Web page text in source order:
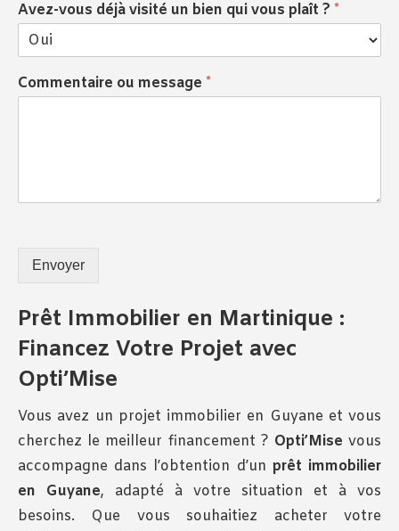
Avez-vous déjà visité un bien qui vous plaît ? *
Commentaire ou message *
Envoyer
Prêt Immobilier en Martinique :
Financez Votre Projet avec
Opti’Mise
Vous avez un projet immobilier en Guyane et vous
cherchez le meilleur financement ? Opti’Mise vous
accompagne dans l’obtention d’un prêt immobilier
en Guyane, adapté à votre situation et à vos
besoins. Que vous souhaitiez acheter votre